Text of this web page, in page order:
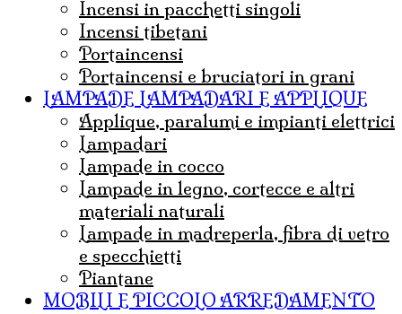
incensi in pacchetti singoli
incensi tibetani
portaincensi
Portaincensi e bruciatori in grani
LAMPADE LAMPADARI E APPLIQUE
Applique, paralumi e impianti elettrici
lampadari
Lampade in cocco
Lampade in legno, cortecce e altri
materiali naturali
Lampade in madreperla, fibra di vetro
e specchietti
Piantane
MOBILI E PICCOLO ARREDAMENTO